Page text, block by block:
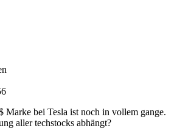
Marke bei Tesla ist noch in vollem gange.
aller techstocks abhängt?